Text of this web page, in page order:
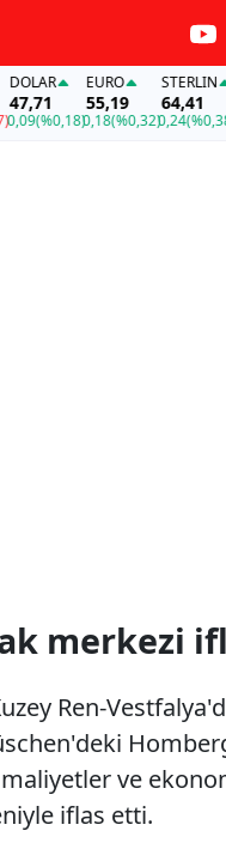
DOLAR
47,71
(%0,18)
EURO
55,19
0,18(%0,32)
STERLIN
64,41
0,24(%0,38)
merkezi
Ren-
ve
iflas etti.